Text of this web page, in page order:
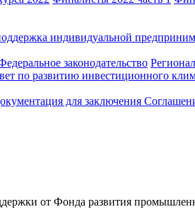
индивидуальной
законодательство
по развитию инвестиционного
для заключения
от Фонда развития